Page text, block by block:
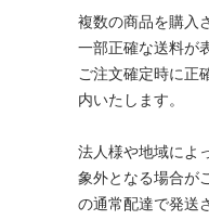
複数の商品を購入
一部正確な送料が
ご注文確定時に正
内いたします。
法人様や地域によ
象外となる場合が
の通常配達で発送